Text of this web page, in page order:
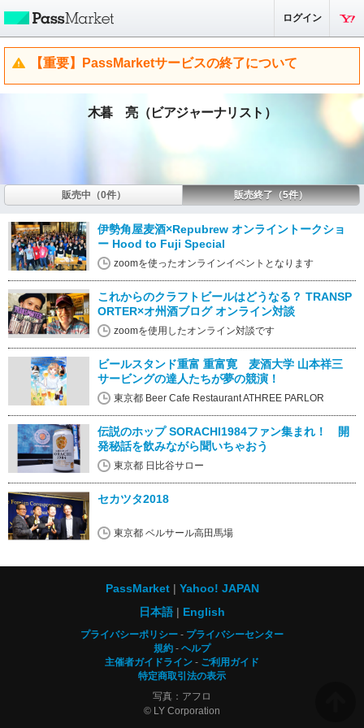
ログイン
【重要】PassMarketサービスの終了について
木暮 亮（ビアジャーナリスト）
販売中（0件） 販売終了（5件）
伊勢角屋麦酒×Repubrew オンライントークショ
ー Hood to Fuji Special
zoomを使ったオンラインイベントとなります
これからのクラフトビールはどうなる？ TRANSP
ORTER×オ州酒ブログ オンライン対談
zoomを使用したオンライン対談です
ビールスタンド重富 重富寛 麦酒大学 山本祥三
サービングの達人たちが夢の競演！
東京都 Beer Cafe Restaurant ATHREE PARLOR
伝説のホップ SORACHI1984ファン集まれ！ 開
発秘話を飲みながら聞いちゃおう
東京都 日比谷サロー
セカツタ2018
東京都 ベルサール高田馬場
PassMarket
Yahoo! JAPAN
日本語
English
プライバシーポリシー
プライバシーセンター
規約
ヘルプ
主催者ガイドライン
ご利用ガイド
特定商取引法の表示
写真：アフロ
© LY Corporation